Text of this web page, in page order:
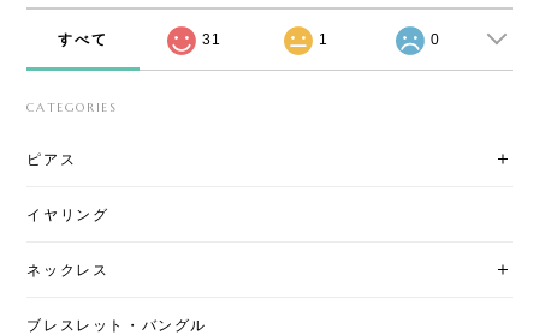
すべて 31 1 0
CATEGORIES
ピアス
イヤリング
ネックレス
ブレスレット・バングル